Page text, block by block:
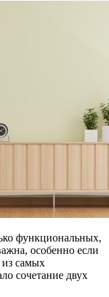
функциональных,
особенно если
самых
сочетание двух